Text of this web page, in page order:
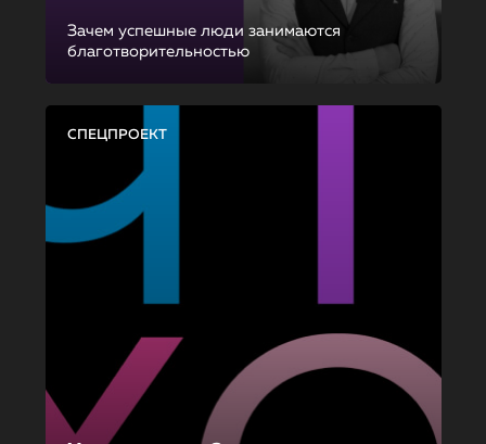
Зачем успешные люди занимаются
благотворительностью
СПЕЦПРОЕКТ